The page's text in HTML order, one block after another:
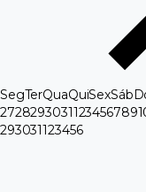
SegTerQuaQuiSexSáb
2728293031123456789
293031123456